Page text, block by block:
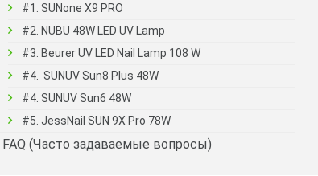
#1. SUNone X9 PRO
#2. NUBU 48W LED UV Lamp
#3. Beurer UV LED Nail Lamp 108 W
#4. SUNUV Sun8 Plus 48W
#4. SUNUV Sun6 48W
#5. JessNail SUN 9X Pro 78W
FAQ (Часто задаваемые вопросы)